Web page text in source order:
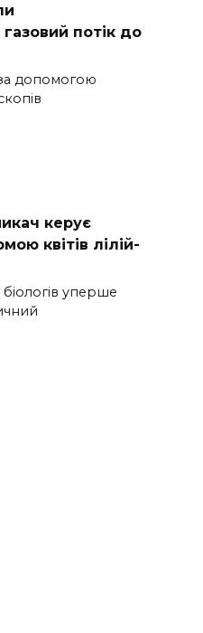
потік до
допомогою
керує
квітів лілій-
уперше